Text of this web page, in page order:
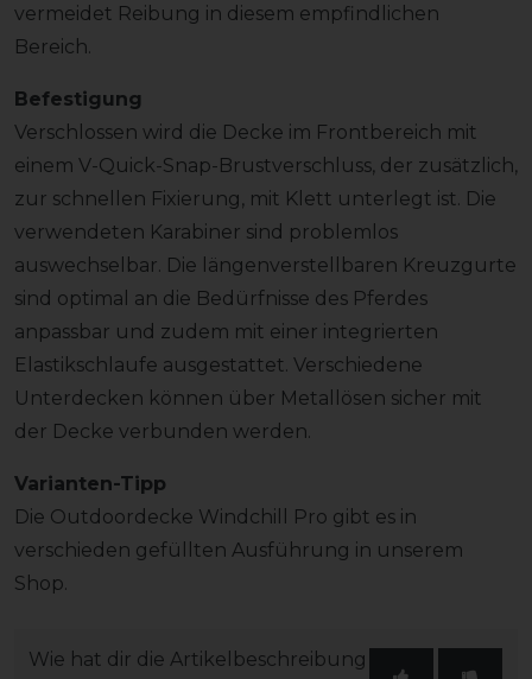
vermeidet Reibung in diesem empfindlichen
Bereich.
Befestigung
Verschlossen wird die Decke im Frontbereich mit
einem V-Quick-Snap-Brustverschluss, der zusätzlich,
zur schnellen Fixierung, mit Klett unterlegt ist. Die
verwendeten Karabiner sind problemlos
auswechselbar. Die längenverstellbaren Kreuzgurte
sind optimal an die Bedürfnisse des Pferdes
anpassbar und zudem mit einer integrierten
Elastikschlaufe ausgestattet. Verschiedene
Unterdecken können über Metallösen sicher mit
der Decke verbunden werden.
Varianten-Tipp
Die Outdoordecke Windchill Pro gibt es in
verschieden gefüllten Ausführung in unserem
Shop.
Wie hat dir die Artikelbeschreibung